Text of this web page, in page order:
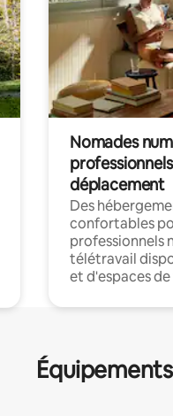
Nomades
déplacement
Des
confortables
professionnels
télétravail
et d'espaces